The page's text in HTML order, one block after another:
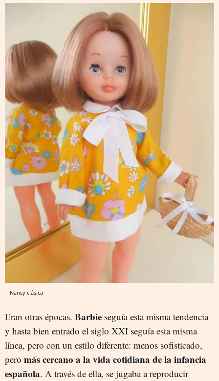
Nancy clásica
Eran otras épocas. Barbie seguía esta misma tendencia
y hasta bien entrado el siglo XXI seguía esta misma
línea, pero con un estilo diferente: menos sofisticado,
pero más cercano a la vida cotidiana de la infancia
española. A través de ella, se jugaba a reproducir